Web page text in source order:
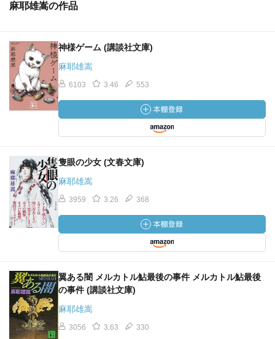
麻耶雄嵩の作品
神様ゲーム (講談社文庫)
麻耶雄嵩
6103 3.46 553
隻眼の少女 (文春文庫)
麻耶雄嵩
3959 3.26 368
翼ある闇 メルカトル鮎最後の事件 メルカトル鮎最後
の事件 (講談社文庫)
麻耶雄嵩
3056 3.63 330